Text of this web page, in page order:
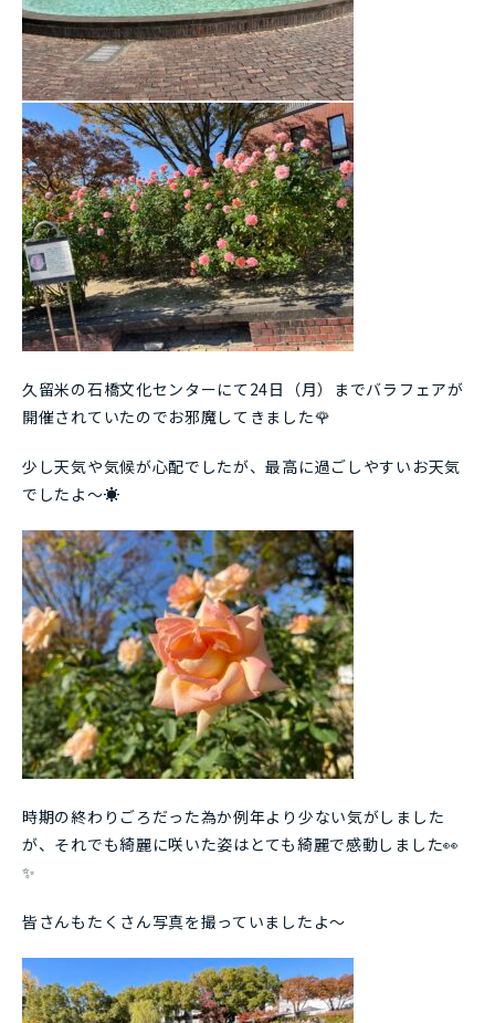
久留米の石橋文化センターにて24日（月）までバラフェアが
開催されていたのでお邪魔してきました🌹
少し天気や気候が心配でしたが、最高に過ごしやすいお天気
でしたよ～☀
時期の終わりごろだった為か例年より少ない気がしました
が、それでも綺麗に咲いた姿はとても綺麗で感動しました👀
✨
皆さんもたくさん写真を撮っていましたよ～